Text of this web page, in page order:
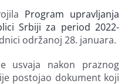
Program upravljanja
Srbiji za period 2022-
održanoj 28. januara.
usvaja nakon praznog
postojao dokument koji